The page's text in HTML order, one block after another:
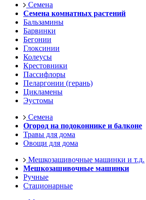
Семена
Семена комнатных растений
Бальзамины
Барвинки
Бегонии
Глоксинии
Колеусы
Крестовники
Пассифлоры
Пеларгонии (герань)
Цикламены
Эустомы
Семена
Огород на подоконнике и балконе
Травы для дома
Овощи для дома
Мешкозашивочные машинки и т.д.
Мешкозашивочные машинки
Ручные
Стационарные